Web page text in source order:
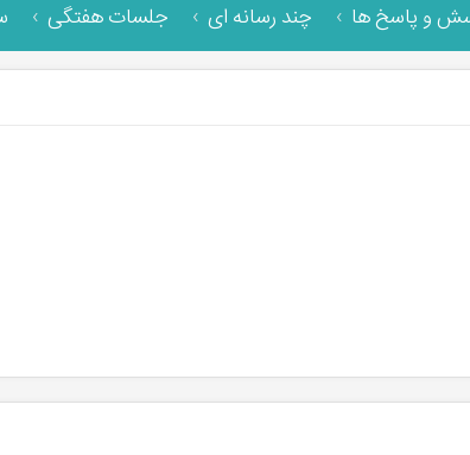
و پاسخ ها چند رسانه ای جلسات هفتگی